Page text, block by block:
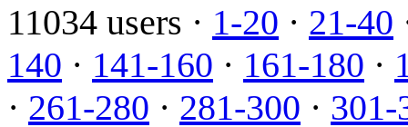
11034 users · 1-20 · 21-40
140 · 141-160 · 161-180 ·
· 261-280 · 281-300 · 301-